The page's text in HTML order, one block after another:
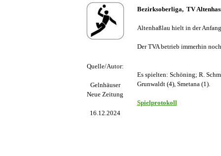
Quelle/Autor:
Gelnhäuser
Neue Zeitung
16.12.2024
Bezirksoberliga, TV
Altenhaßlau hielt in der
Der TVA betrieb immerhin
Es spielten: Schöning; R.
Grunwaldt (4), Smetana (1).
Spielprotokoll